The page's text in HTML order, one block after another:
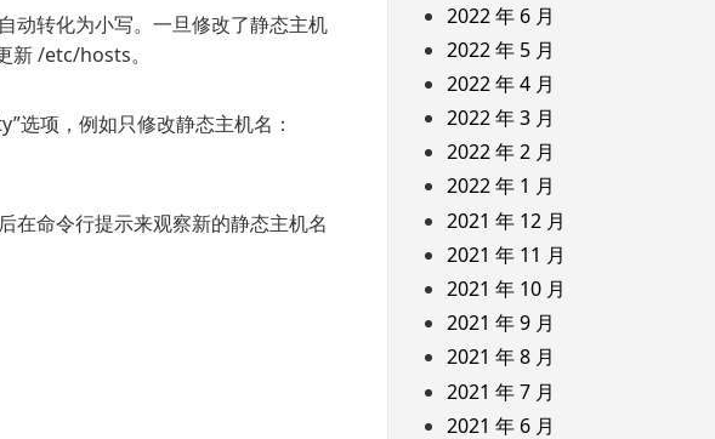
动转化为小写。一旦修改了静态主机
/etc/hosts。
项，例如只修改静态主机名：
在命令行提示来观察新的静态主机名
2022 年 6 月
2022 年 5 月
2022 年 4 月
2022 年 3 月
2022 年 2 月
2022 年 1 月
2021 年 12 月
2021 年 11 月
2021 年 10 月
2021 年 9 月
2021 年 8 月
2021 年 7 月
2021 年 6 月